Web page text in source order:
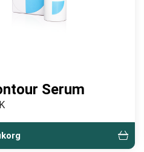
Serum